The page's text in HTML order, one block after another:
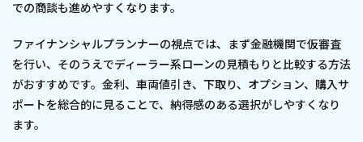
での商談も進めやすくなります。
ファイナンシャルプランナーの視点では、まず金融機関で仮審査
を行い、そのうえでディーラー系ローンの見積もりと比較する方法
がおすすめです。金利、車両値引き、下取り、オプション、購入サ
ポートを総合的に見ることで、納得感のある選択がしやすくなり
ます。